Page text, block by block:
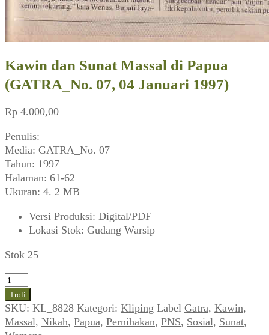
Kawin dan Sunat Massal di Papua
(GATRA_No. 07, 04 Januari 1997)
Rp 4.000,00
Penulis: –
Media: GATRA_No. 07
Tahun: 1997
Halaman: 61-62
Ukuran: 4. 2 MB
Versi Produksi: Digital/PDF
Lokasi Stok: Gudang Warsip
Stok 25
Kuantitas
Kawin
dan
Sunat
Troli
SKU: KL_8828 Kategori: Kliping Label Gatra, Kawin,
Massal, Nikah, Papua, Pernihakan, PNS, Sosial, Sunat,